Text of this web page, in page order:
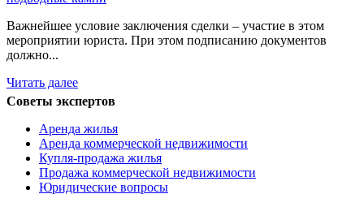
Важнейшее условие заключения сделки – участие в этом
мероприятии юриста. При этом подписанию документов
должно...
Читать далее
Советы экспертов
Аренда жилья
Аренда коммерческой недвижимости
Купля-продажа жилья
Продажа коммерческой недвижимости
Юридические вопросы